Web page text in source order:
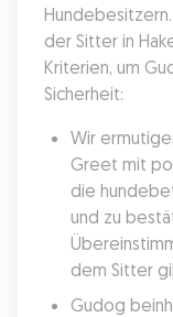
der Sitter in
Kriterien, um
Sicherheit:
Wir
Greet mit
die
und zu
dem Sitter
Gudog